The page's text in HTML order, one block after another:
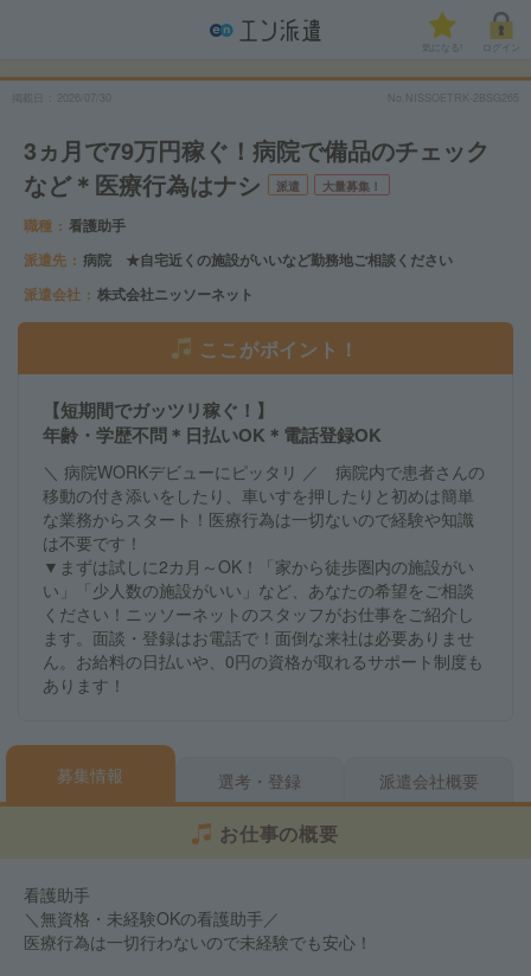
気になる!
No.NISSOETRK-2BSG265
3ヵ月で79万円稼ぐ！病院で備品のチェック
など＊医療行為はナシ
派遣 大量募集！
職種
看護助手
派遣先
病院 ★自宅近くの施設がいいなど勤務地ご相談ください
派遣会社
株式会社ニッソーネット
ここがポイント！
【短期間でガッツリ稼ぐ！】
年齢・学歴不問＊日払いOK＊電話登録OK
＼ 病院WORKデビューにピッタリ ／ 病院内で患者さんの
移動の付き添いをしたり、車いすを押したりと初めは簡単
な業務からスタート！医療行為は一切ないので経験や知識
は不要です！
▼まずは試しに2カ月～OK！「家から徒歩圏内の施設がい
い」「少人数の施設がいい」など、あなたの希望をご相談
ください！ニッソーネットのスタッフがお仕事をご紹介し
ます。面談・登録はお電話で！面倒な来社は必要ありませ
ん。お給料の日払いや、0円の資格が取れるサポート制度も
あります！
募集情報 選考・登録 派遣会社概要
お仕事の概要
看護助手
＼無資格・未経験OKの看護助手／
医療行為は一切行わないので未経験でも安心！